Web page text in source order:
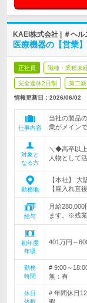
KAEI株式会社 | ＃ヘ
医療機器の【営業
正社員 職種・業種未
完全週休2日制 第二
情報更新日：2026/06/02
仕事内容
当社の製品
業がメインで
対象と
なる方
＼◆高卒以
人物として
勤務地
【本社】
【雇入れ直
給与
月給
ます。※残
初年度
年収
401万円～
勤務
時間
# 9:00～
無：有
休日
休暇
# 年間休日